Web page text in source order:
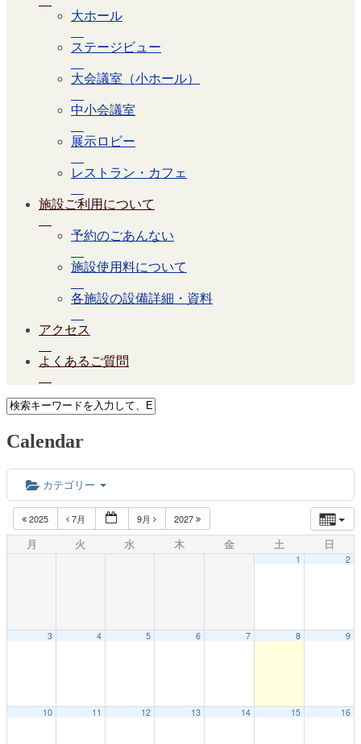
大ホール
ステージビュー
大会議室（小ホール）
中小会議室
展示ロビー
レストラン・カフェ
施設ご利用について
予約のごあんない
施設使用料について
各施設の設備詳細・資料
アクセス
よくあるご質問
Calendar
カテゴリー
2025 7月 9月 2027
月 火 水 木 金 土 日
1 2
3 4 5 6 7 8 9
10 11 12 13 14 15 16